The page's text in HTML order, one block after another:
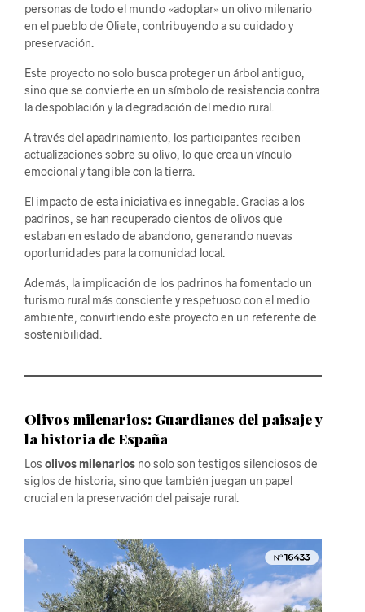
personas de todo el mundo «adoptar» un olivo milenario
en el pueblo de Oliete, contribuyendo a su cuidado y
preservación.
Este proyecto no solo busca proteger un árbol antiguo,
sino que se convierte en un símbolo de resistencia contra
la despoblación y la degradación del medio rural.
A través del apadrinamiento, los participantes reciben
actualizaciones sobre su olivo, lo que crea un vínculo
emocional y tangible con la tierra.
El impacto de esta iniciativa es innegable. Gracias a los
padrinos, se han recuperado cientos de olivos que
estaban en estado de abandono, generando nuevas
oportunidades para la comunidad local.
Además, la implicación de los padrinos ha fomentado un
turismo rural más consciente y respetuoso con el medio
ambiente, convirtiendo este proyecto en un referente de
sostenibilidad.
Olivos milenarios: Guardianes del paisaje y
la historia de España
Los olivos milenarios no solo son testigos silenciosos de
siglos de historia, sino que también juegan un papel
crucial en la preservación del paisaje rural.